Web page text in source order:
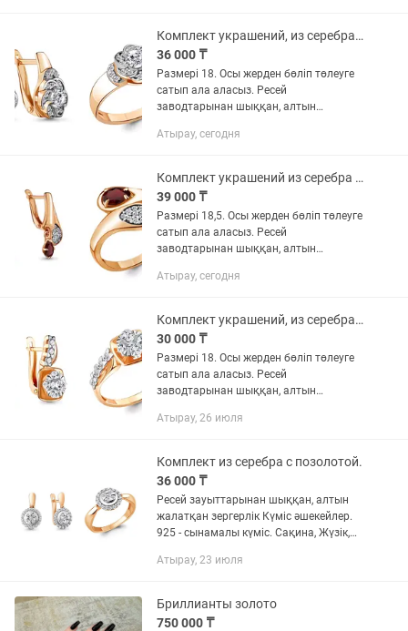
Комплект украшений, из серебра с позолотой
36 000 ₸
Размері 18. Осы жерден бөліп төлеуге
сатып ала аласыз. Ресей
заводтарынан шыққан, алтын
925 - сынамалы күміс. Сақина, Жүзік,
Атырау, сегодня
Комплект украшений из серебра с позолотой
39 000 ₸
Размері 18,5. Осы жерден бөліп төлеуге
сатып ала аласыз. Ресей
заводтарынан шыққан, алтын
925 - сынамалы күміс. Сақина, Жүзік,
Атырау, сегодня
Комплект украшений, из серебра с позолотой
30 000 ₸
Размері 18. Осы жерден бөліп төлеуге
сатып ала аласыз. Ресей
заводтарынан шыққан, алтын
925 - сынамалы күміс. Сақина, Жүзік,
Атырау, 26 июля
Комплект из серебра с позолотой.
36 000 ₸
Ресей зауыттарынан шыққан, алтын
жалатқан зергерлік Күміс әшекейлер.
925 - сынамалы күміс. Сақина, Жүзік,
балалар сырғалары. Этикеткада бәрі
Атырау, 23 июля
Бриллианты золото
750 000 ₸